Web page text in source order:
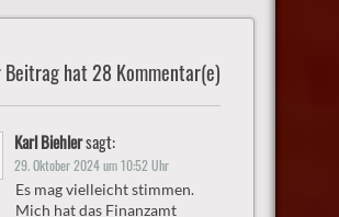
Beitrag hat 28 Kommentar(e)
Karl Biehlersagt:
29. Oktober 2024 um 10:52 Uhr
Es mag vielleicht stimmen.
Mich hat das Finanzamt